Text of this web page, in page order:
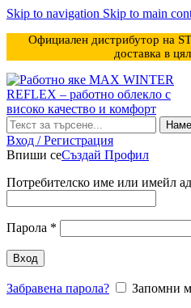
Skip to navigation Skip to main
Официален дистрибутор на
доставка в
Вход / Регистрация
Впиши сеСъздай Профил
Потребителско име или имейл
Парола *
Вход
Забравена парола?
Запомни